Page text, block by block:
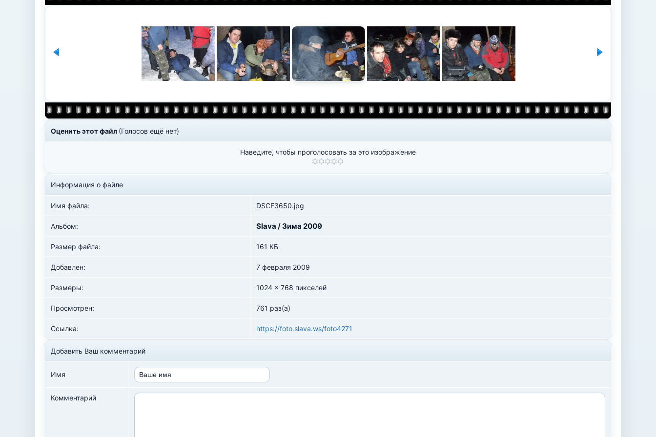
Оценить этот файл (Голосов ещё нет)
Наведите, чтобы проголосовать за это изображение
Информация о файле
Имя файла: DSCF3650.jpg
Альбом: Slava / Зима 2009
Размер файла: 161 КБ
Добавлен: 7 февраля 2009
Размеры: 1024 x 768 пикселей
Просмотрен: 761 раз(а)
Ссылка: https://foto.slava.ws/foto4271
Добавить Ваш комментарий
Имя
Комментарий